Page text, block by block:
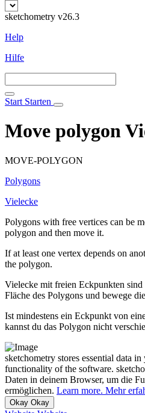
sketchometry v26.3
Help
Hilfe
Start Starten
Move polygon
MOVE-POLYGON
Polygons
Vielecke
Polygons with free vertices can be
polygon and then move it.
If at least one vertex depends on
the polygon.
Vielecke mit freien Eckpunkten
Fläche des Polygons und bewege
Ist mindestens ein Eckpunkt von
kannst du das Polygon nicht
sketchometry stores essential data
functionality of the software.
Daten in deinem Browser, um die
ermöglichen. Learn more. Mehr
Okay Okay